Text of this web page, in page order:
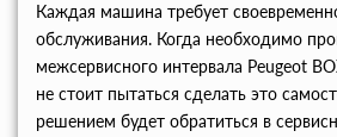
Каждая машина требует
обслуживания. Когда необходимо
межсервисного интервала Peugeot
не стоит пытаться сделать это
решением будет обратиться в